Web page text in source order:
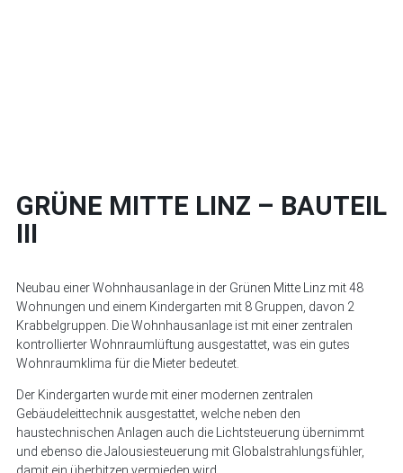
GRÜNE MITTE LINZ – BAUTEIL
III
Neubau einer Wohnhausanlage in der Grünen Mitte Linz mit 48
Wohnungen und einem Kindergarten mit 8 Gruppen, davon 2
Krabbelgruppen. Die Wohnhausanlage ist mit einer zentralen
kontrollierter Wohnraumlüftung ausgestattet, was ein gutes
Wohnraumklima für die Mieter bedeutet.
Der Kindergarten wurde mit einer modernen zentralen
Gebäudeleittechnik ausgestattet, welche neben den
haustechnischen Anlagen auch die Lichtsteuerung übernimmt
und ebenso die Jalousiesteuerung mit Globalstrahlungsfühler,